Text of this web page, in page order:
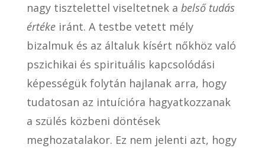
nagy tisztelettel viseltetnek a belső tudás
értékeiránt. A testbe vetett mély
bizalmuk és az általuk kísért nőkhöz való
pszichikai és spirituális kapcsolódási
képességük folytán hajlanak arra, hogy
tudatosan az intuícióra hagyatkozzanak
a szülés közbeni döntések
meghozatalakor. Ez nem jelenti azt, hogy